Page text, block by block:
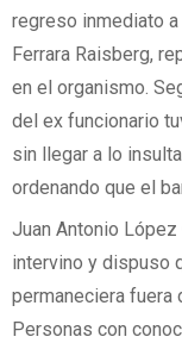
regreso inmediato
Ferrara Raisberg,
en el organismo.
del ex funcionario
sin llegar a lo
ordenando que el
Juan Antonio
intervino y dispuso
permaneciera fuera
Personas con